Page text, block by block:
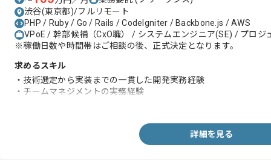
渋谷(東京都)/フルリモート
PHP / Ruby / Go / Rails / CodeIgniter / Backbone.js / AWS
VPoE / 幹部候補（CxO職） / システムエンジニア(SE) / プロジ
※稼働日数や時間帯はご相談の後、正式決定となります。
求めるスキル
・技術選定から実装までの一貫した開発実務経験
・チームマネジメントの実務経験
詳細を見る